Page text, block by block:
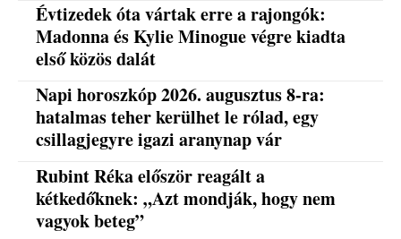
Évtizedek óta vártak erre a rajongók:
Madonna és Kylie Minogue végre kiadta
első közös dalát
Napi horoszkóp 2026. augusztus 8-ra:
hatalmas teher kerülhet le rólad, egy
csillagjegyre igazi aranynap vár
Rubint Réka először reagált a
kétkedőknek: „Azt mondják, hogy nem
vagyok beteg”